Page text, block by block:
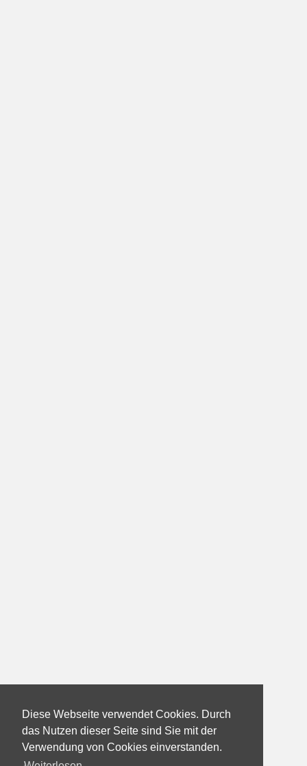
Diese Webseite verwendet Cookies. Durch
das Nutzen dieser Seite sind Sie mit der
Verwendung von Cookies einverstanden.